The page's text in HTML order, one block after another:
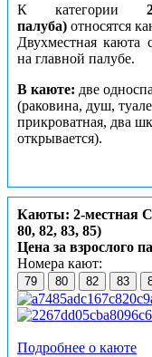
К категории
палуба) относятся
Двухместная каюта
на главной палубе.
В каюте: две
(раковина, душ,
прикроватная, два
открывается).
Каюты: 2-местная
80, 82, 83, 85)
Цена за взрослого
Номера кают:
79 80 82 83
Подробнее о каюте